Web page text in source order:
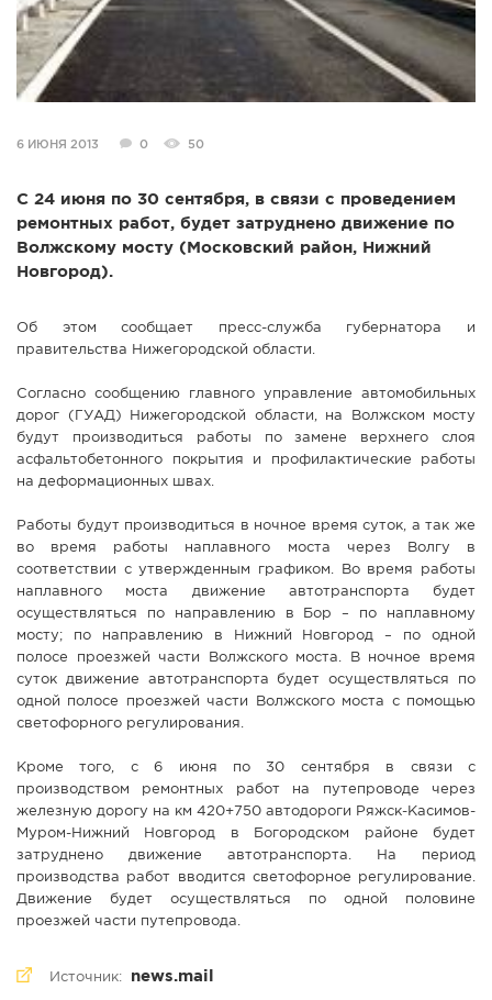
ПРЕДЛОЖИТЬ НОВОСТЬ
6 ИЮНЯ 2013 0 50
С 24 июня по 30 сентября, в связи с проведением
ремонтных работ, будет затруднено движение по
Волжскому мосту (Московский район, Нижний
Новгород).
Об этом сообщает пресс-служба губернатора и
правительства Нижегородской области.
Согласно сообщению главного управление автомобильных
дорог (ГУАД) Нижегородской области, на Волжском мосту
будут производиться работы по замене верхнего слоя
асфальтобетонного покрытия и профилактические работы
на деформационных швах.
Работы будут производиться в ночное время суток, а так же
во время работы наплавного моста через Волгу в
соответствии с утвержденным графиком. Во время работы
наплавного моста движение автотранспорта будет
осуществляться по направлению в Бор – по наплавному
мосту; по направлению в Нижний Новгород – по одной
полосе проезжей части Волжского моста. В ночное время
суток движение автотранспорта будет осуществляться по
одной полосе проезжей части Волжского моста с помощью
светофорного регулирования.
Кроме того, с 6 июня по 30 сентября в связи с
производством ремонтных работ на путепроводе через
железную дорогу на км 420+750 автодороги Ряжск-Касимов-
Муром-Нижний Новгород в Богородском районе будет
затруднено движение автотранспорта. На период
производства работ вводится светофорное регулирование.
Движение будет осуществляться по одной половине
проезжей части путепровода.
Источник: news.mail